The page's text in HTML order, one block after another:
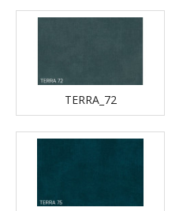
TERRA_72